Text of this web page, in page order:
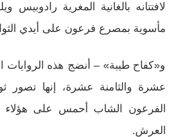
لافتتانه بالغانية المغرية رادوبيس
مأسوية بمصرع فرعون على أيدي
و«كفاح طيبة» – أنضج هذه الروايات
عشرة والثامنة عشرة، إنها تصور
الفرعون الشاب أحمس على هؤلاء
العرش.